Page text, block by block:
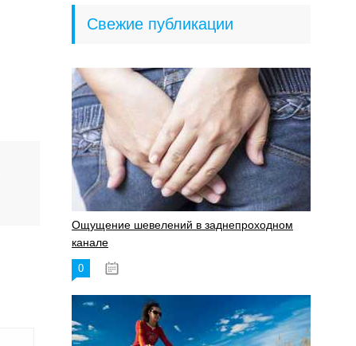
Свежие публикации
Ощущение шевелений в заднепроходном
канале
0